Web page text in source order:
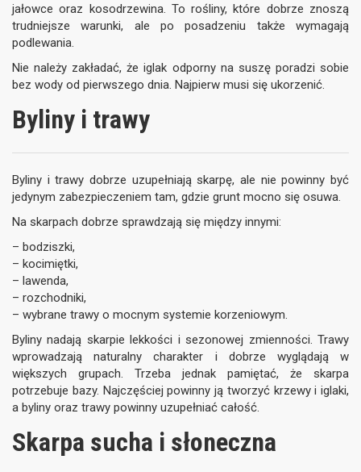
jałowce oraz kosodrzewina. To rośliny, które dobrze znoszą
trudniejsze warunki, ale po posadzeniu także wymagają
podlewania.
Nie należy zakładać, że iglak odporny na suszę poradzi sobie
bez wody od pierwszego dnia. Najpierw musi się ukorzenić.
Byliny i trawy
Byliny i trawy dobrze uzupełniają skarpę, ale nie powinny być
jedynym zabezpieczeniem tam, gdzie grunt mocno się osuwa.
Na skarpach dobrze sprawdzają się między innymi:
– bodziszki,
– kocimiętki,
– lawenda,
– rozchodniki,
– wybrane trawy o mocnym systemie korzeniowym.
Byliny nadają skarpie lekkości i sezonowej zmienności. Trawy
wprowadzają naturalny charakter i dobrze wyglądają w
większych grupach. Trzeba jednak pamiętać, że skarpa
potrzebuje bazy. Najczęściej powinny ją tworzyć krzewy i iglaki,
a byliny oraz trawy powinny uzupełniać całość.
Skarpa sucha i słoneczna